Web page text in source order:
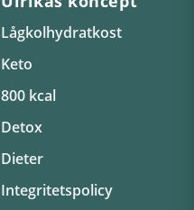
Lågkolhydratkost
Keto
800 kcal
Detox
Dieter
Integritetspolicy